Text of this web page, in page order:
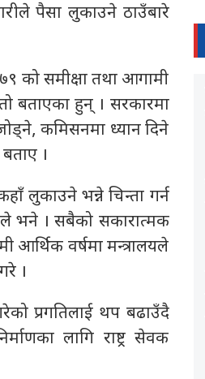
पैसा लुकाउने ठाउँबारे
को समीक्षा तथा आगामी
बताएका हुन् । सरकारमा
कमिसनमा ध्यान दिने
।
लुकाउने भन्ने चिन्ता गर्न
भने । सबैको सकारात्मक
आर्थिक वर्षमा मन्त्रालयले
।
प्रगतिलाई थप बढाउँदै
लागि राष्ट्र सेवक